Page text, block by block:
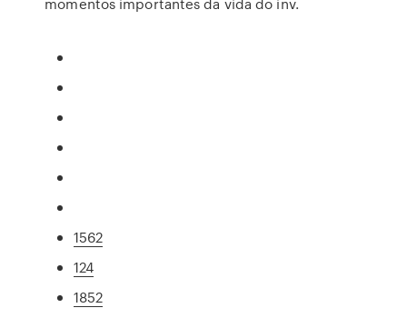
1562
124
1852